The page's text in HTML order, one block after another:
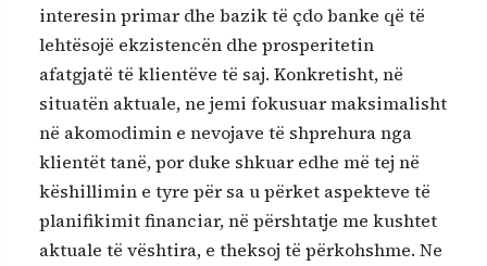
interesin primar dhe bazik të çdo banke që të
lehtësojë ekzistencën dhe prosperitetin
afatgjatë të klientëve të saj. Konkretisht, në
situatën aktuale, ne jemi fokusuar maksimalisht
në akomodimin e nevojave të shprehura nga
klientët tanë, por duke shkuar edhe më tej në
këshillimin e tyre për sa u përket aspekteve të
planifikimit financiar, në përshtatje me kushtet
aktuale të vështira, e theksoj të përkohshme. Ne